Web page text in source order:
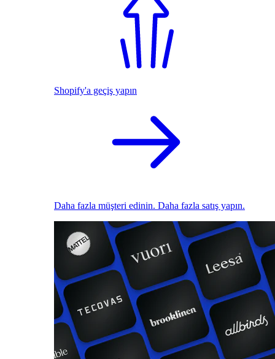
Shopify'a geçiş yapın
Daha fazla müşteri edinin. Daha fazla satış yapın.